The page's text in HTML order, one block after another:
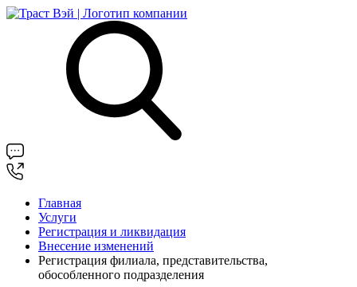
Главная
Услуги
Регистрация и ликвидация
Внесение изменений
Регистрация филиала, представительства,
обособленного подразделения